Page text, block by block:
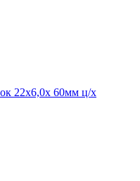
22х6,0х 60мм ц/х